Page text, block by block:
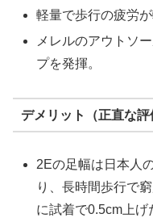
軽量で歩行の疲労
メレルのアウトソ
プを発揮。
デメリット（正直な評
2Eの足幅は日本人
り、長時間歩行で
に試着で0.5cm上げ